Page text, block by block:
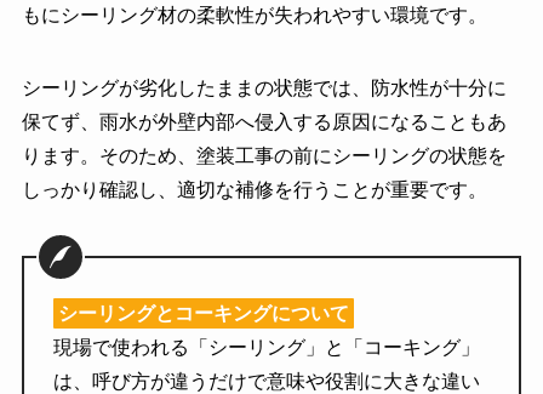
もにシーリング材の柔軟性が失われやすい環境です。
シーリングが劣化したままの状態では、防水性が十分に
保てず、雨水が外壁内部へ侵入する原因になることもあ
ります。そのため、塗装工事の前にシーリングの状態を
しっかり確認し、適切な補修を行うことが重要です。
シーリングとコーキングについて
現場で使われる「シーリング」と「コーキング」
は、呼び方が違うだけで意味や役割に大きな違い